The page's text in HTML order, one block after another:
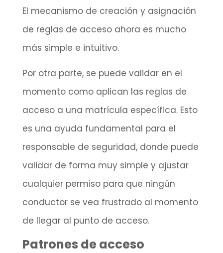
El mecanismo de creación y asignación
de reglas de acceso ahora es mucho
más simple e intuitivo.
Por otra parte, se puede validar en el
momento como aplican las reglas de
acceso a una matrícula específica. Esto
es una ayuda fundamental para el
responsable de seguridad, donde puede
validar de forma muy simple y ajustar
cualquier permiso para que ningún
conductor se vea frustrado al momento
de llegar al punto de acceso.
Patrones de acceso